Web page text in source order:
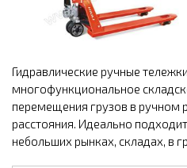
Гидравлические ручные
многофункциональное
перемещения грузов в ручном
расстояния. Идеально
небольших рынках, складах, в